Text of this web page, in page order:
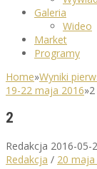
Galeria
Wideo
Market
Programy
Home»Wyniki
19-22 maja 2016»2
2
Redakcja 2016-05-
Redakcja / 20 maja